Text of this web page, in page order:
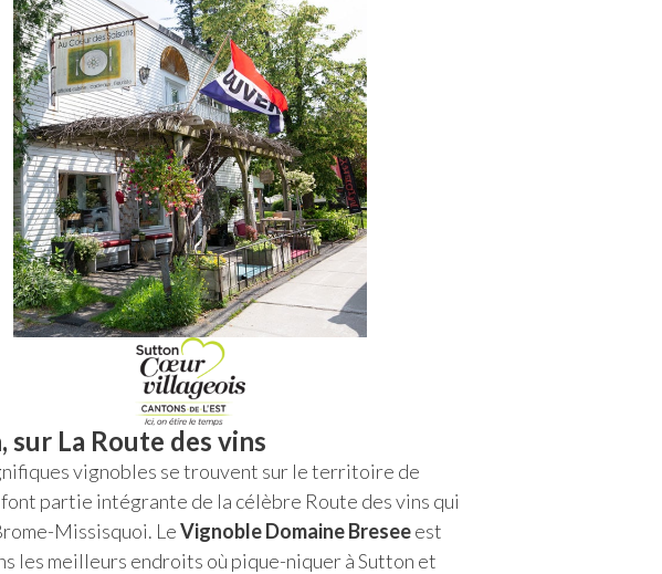
sur La Route des vins
vignobles se trouvent sur le territoire de
partie intégrante de la célèbre Route des vins qui
Missisquoi. LeVignoble Domaine Breseeest
les meilleurs endroits où pique-niquer à Sutton et